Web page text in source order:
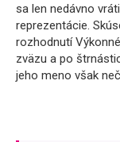
sa len nedávno
reprezentácie.
rozhodnutí
zväzu a po
jeho meno však